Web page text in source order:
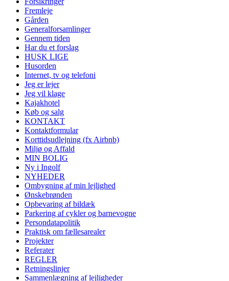
Fremleje
Gården
Generalforsamlinger
Gennem tiden
Har du et forslag
HUSK LIGE
Husorden
Internet, tv og telefoni
Jeg er lejer
Jeg vil klage
Kajakhotel
Køb og salg
KONTAKT
Kontaktformular
Korttidsudlejning (fx Airbnb)
Miljø og Affald
MIN BOLIG
Ny i Ingolf
NYHEDER
Ombygning af min lejlighed
Ønskebrønden
Opbevaring af bildæk
Parkering af cykler og barnevogne
Persondatapolitik
Praktisk om fællesarealer
Projekter
Referater
REGLER
Retningslinjer
Sammenlægning af lejligheder